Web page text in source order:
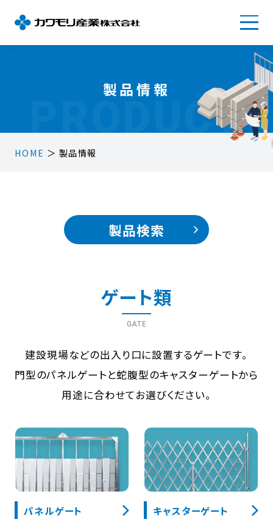
製品情報
PRODUCT
HOME ＞ 製品情報
製品検索
ゲート類
GATE
建設現場などの出入り口に設置するゲートです。
門型のパネルゲートと蛇腹型のキャスターゲートから
用途に合わせてお選びください。
パネルゲート キャスターゲート